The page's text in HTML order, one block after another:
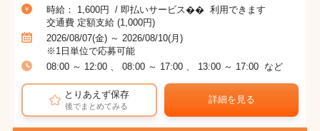
時給： 1,600円 / 即払いサービス�� 利用できます
交通費 定額支給 (1,000円)
2026/08/07(金) ～ 2026/08/10(月)
※1日単位で応募可能
08:00 ～ 12:00 、 08:00 ～ 17:00 、 13:00 ～ 17:00 など
とりあえず保存
後でまとめてみる
詳細を見る